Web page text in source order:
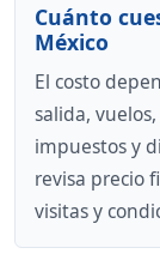
Cuánto
México
El costo
salida,
impuestos y
revisa precio
visitas y